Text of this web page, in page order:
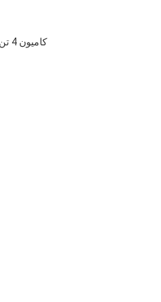
کامیون 4 تن کرولر وایچای موتور برای حمل و نقل مواد صاف